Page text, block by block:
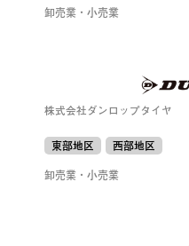
卸売業・小売業
株式会社ダンロップタイヤ
東部地区
西部地区
卸売業・小売業